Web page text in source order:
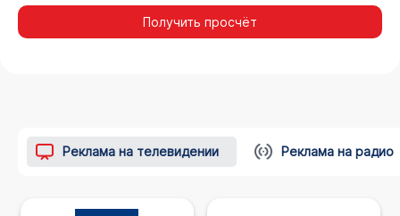
Получить просчёт
Реклама на телевидении Реклама на радио